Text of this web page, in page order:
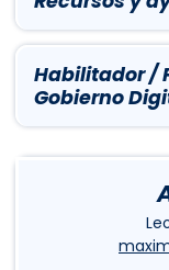
Habilitador /
Gobierno